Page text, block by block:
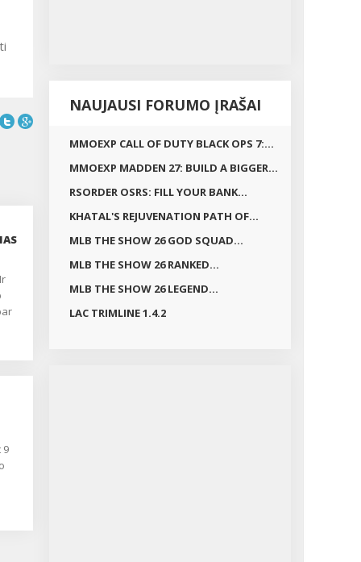
9
NAUJAUSI FORUMO ĮRAŠAI
MMOEXP CALL OF DUTY BLACK OPS 7:...
MMOEXP MADDEN 27: BUILD A BIGGER...
RSORDER OSRS: FILL YOUR BANK...
KHATAL'S REJUVENATION PATH OF...
MLB THE SHOW 26 GOD SQUAD...
MLB THE SHOW 26 RANKED...
MLB THE SHOW 26 LEGEND...
LAC TRIMLINE 1.4.2